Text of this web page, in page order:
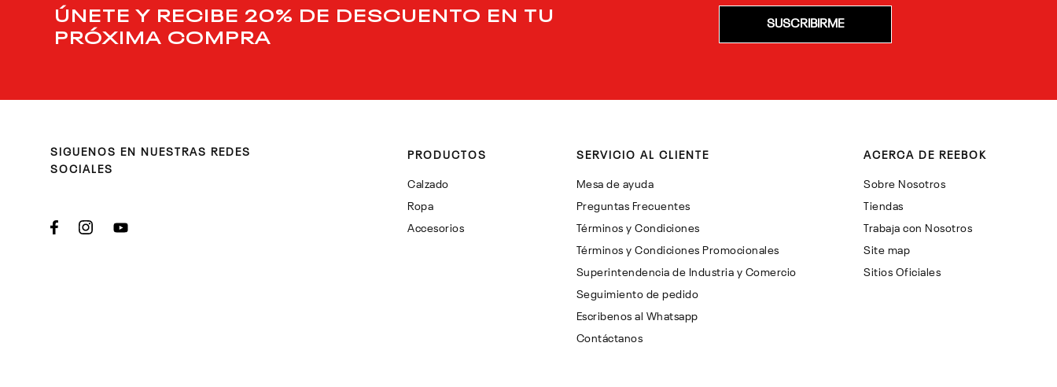
ÚNETE Y RECIBE 20% DE DESCUENTO EN TU
PRÓXIMA COMPRA
SUSCRIBIRME
SIGUENOS EN NUESTRAS REDES
SOCIALES
PRODUCTOS
Calzado
Ropa
Accesorios
SERVICIO AL CLIENTE
Mesa de ayuda
Preguntas Frecuentes
Términos y Condiciones
Términos y Condiciones Promocionales
Superintendencia de Industria y Comercio
Seguimiento de pedido
Contáctanos
Escribenos al Whatsapp
ACERCA DE REEBOK
Sobre Nosotros
Tiendas
Trabaja con Nosotros
Site map
Sitios Oficiales